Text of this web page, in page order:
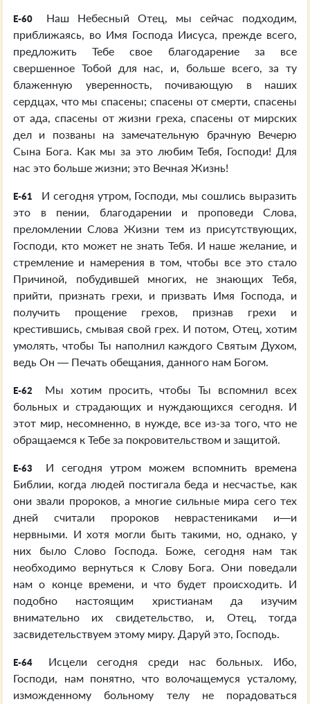
E-60
Наш Небесный Отец, мы сейчас подходим,
приближаясь, во Имя Господа Иисуса, прежде всего,
предложить Тебе свое благодарение за все
свершенное Тобой для нас, и, больше всего, за ту
блаженную уверенность, почивающую в наших
сердцах, что мы спасены; спасены от смерти, спасены
от ада, спасены от жизни греха, спасены от мирских
дел и позваны на замечательную брачную Вечерю
Сына Бога. Как мы за это любим Тебя, Господи! Для
нас это больше жизни; это Вечная Жизнь!
E-61
И сегодня утром, Господи, мы сошлись выразить
это в пении, благодарении и проповеди Слова,
преломлении Слова Жизни тем из присутствующих,
Господи, кто может не знать Тебя. И наше желание, и
стремление и намерения в том, чтобы все это стало
Причиной, побудившей многих, не знающих Тебя,
прийти, признать грехи, и призвать Имя Господа, и
получить прощение грехов, признав грехи и
крестившись, смывая свой грех. И потом, Отец, хотим
умолять, чтобы Ты наполнил каждого Святым Духом,
ведь Он — Печать обещания, данного нам Богом.
E-62
Мы хотим просить, чтобы Ты вспомнил всех
больных и страдающих и нуждающихся сегодня. И
этот мир, несомненно, в нужде, все из-за того, что не
обращаемся к Тебе за покровительством и защитой.
E-63
И сегодня утром можем вспомнить времена
Библии, когда людей постигала беда и несчастье, как
они звали пророков, а многие сильные мира сего тех
дней считали пророков неврастениками и—и
нервными. И хотя могли быть такими, но, однако, у
них было Слово Господа. Боже, сегодня нам так
необходимо вернуться к Слову Бога. Они поведали
нам о конце времени, и что будет происходить. И
подобно настоящим христианам да изучим
внимательно их свидетельство, и, Отец, тогда
засвидетельствуем этому миру. Даруй это, Господь.
E-64
Исцели сегодня среди нас больных. Ибо,
Господи, нам понятно, что волочащемуся усталому,
изможденному больному телу не порадоваться